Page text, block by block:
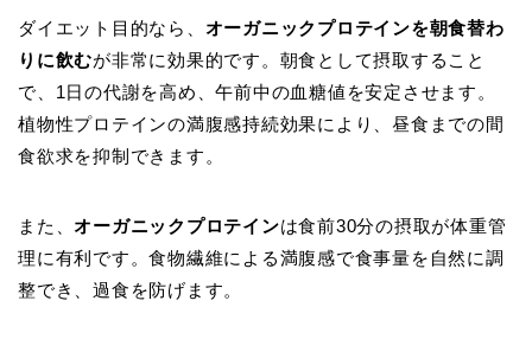
ダイエット目的なら、 オーガニックプロテインを朝食替わ
りに飲むが非常に効果的です。朝食として摂取すること
で、1日の代謝を高め、午前中の血糖値を安定させます。
植物性プロテインの満腹感持続効果により、昼食までの間
食欲求を抑制できます。
また、オーガニックプロテインは食前30分の摂取が体重管
理に有利です。食物繊維による満腹感で食事量を自然に調
整でき、過食を防げます。